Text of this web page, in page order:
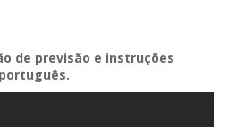
de previsão e instruções